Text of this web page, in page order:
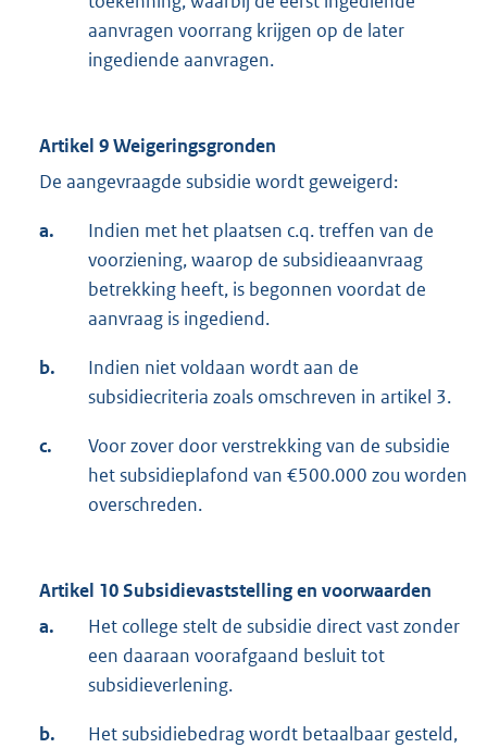
aanvragen voorrang krijgen op de later
ingediende aanvragen.
Artikel 9 Weigeringsgronden
De aangevraagde subsidie wordt geweigerd:
a.
Indien met het plaatsen c.q. treffen van de
voorziening, waarop de subsidieaanvraag
betrekking heeft, is begonnen voordat de
aanvraag is ingediend.
b.
Indien niet voldaan wordt aan de
subsidiecriteria zoals omschreven in artikel 3.
c.
Voor zover door verstrekking van de subsidie
het subsidieplafond van €500.000 zou worden
overschreden.
Artikel 10 Subsidievaststelling en voorwaarden
a.
Het college stelt de subsidie direct vast zonder
een daaraan voorafgaand besluit tot
subsidieverlening.
b.
Het subsidiebedrag wordt betaalbaar gesteld,